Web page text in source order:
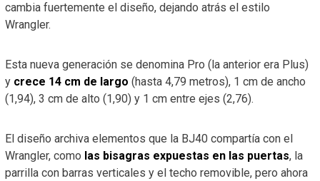
cambia fuertemente el diseño, dejando atrás el estilo
Wrangler.
Esta nueva generación se denomina Pro (la anterior era Plus)
y crece 14 cm de largo (hasta 4,79 metros), 1 cm de ancho
(1,94), 3 cm de alto (1,90) y 1 cm entre ejes (2,76).
El diseño archiva elementos que la BJ40 compartía con el
Wrangler, como las bisagras expuestas en las puertas, la
parrilla con barras verticales y el techo removible, pero ahora